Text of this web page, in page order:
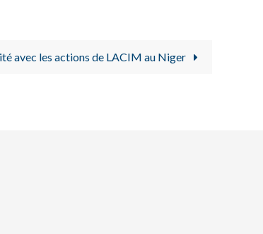
avec les actions de LACIM au Niger